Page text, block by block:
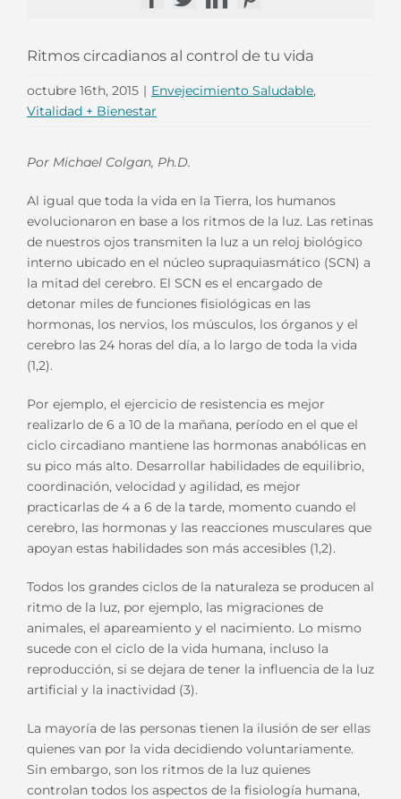
Facebook
TwitterLinkedIn
Pinterest
Ritmos circadianos al control de tu vida
octubre 16th, 2015 | Envejecimiento Saludable,
Vitalidad + Bienestar
Por Michael Colgan, Ph.D.
Al igual que toda la vida en la Tierra, los humanos
evolucionaron en base a los ritmos de la luz. Las retinas
de nuestros ojos transmiten la luz a un reloj biológico
interno ubicado en el núcleo supraquiasmático (SCN) a
la mitad del cerebro. El SCN es el encargado de
detonar miles de funciones fisiológicas en las
hormonas, los nervios, los músculos, los órganos y el
cerebro las 24 horas del día, a lo largo de toda la vida
(1,2).
Por ejemplo, el ejercicio de resistencia es mejor
realizarlo de 6 a 10 de la mañana, período en el que el
ciclo circadiano mantiene las hormonas anabólicas en
su pico más alto. Desarrollar habilidades de equilibrio,
coordinación, velocidad y agilidad, es mejor
practicarlas de 4 a 6 de la tarde, momento cuando el
cerebro, las hormonas y las reacciones musculares que
apoyan estas habilidades son más accesibles (1,2).
Todos los grandes ciclos de la naturaleza se producen al
ritmo de la luz, por ejemplo, las migraciones de
animales, el apareamiento y el nacimiento. Lo mismo
sucede con el ciclo de la vida humana, incluso la
reproducción, si se dejara de tener la influencia de la luz
artificial y la inactividad (3).
La mayoría de las personas tienen la ilusión de ser ellas
quienes van por la vida decidiendo voluntariamente.
Sin embargo, son los ritmos de la luz quienes
controlan todos los aspectos de la fisiología humana,